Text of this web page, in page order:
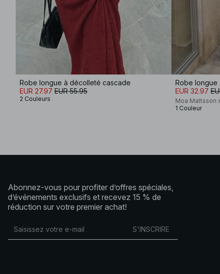
Robe longue à décolleté cascade
EUR 27.97 EUR 55.95
2 Couleurs
Robe longue
EUR 32.97
Moa Mattsson
1 Couleur
Abonnez-vous pour profiter d’offres spéciales,
d’événements exclusifs et recevez 15 % de
réduction sur votre premier achat!
S'INSCRIRE